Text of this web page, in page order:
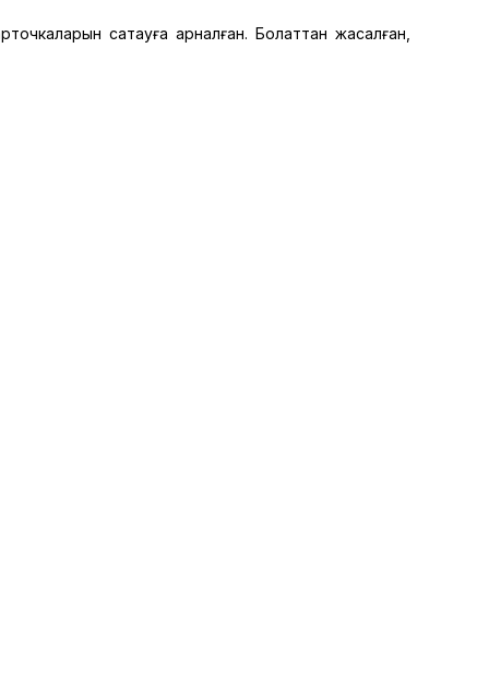
сақтауға арналған. Болаттан жасалған,